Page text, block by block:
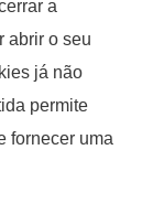
a
abrir o seu
já não
permite
fornecer uma